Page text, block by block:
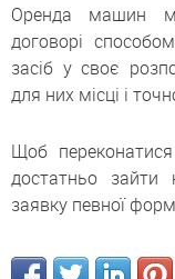
Оренда машин
договорі
засіб у своє
для них місці і
Щоб
достатньо
заявку певної